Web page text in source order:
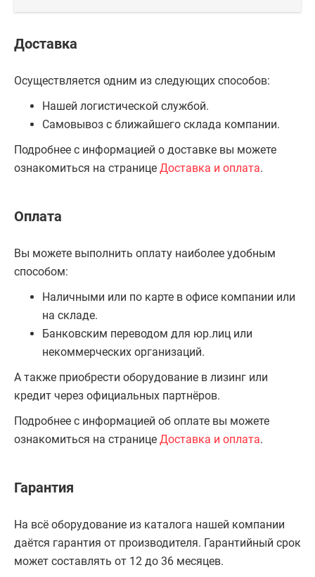
Доставка
Осуществляется одним из следующих способов:
Нашей логистической службой.
Самовывоз с ближайшего склада компании.
Подробнее с информацией о доставке вы можете
ознакомиться на странице Доставка и оплата.
Оплата
Вы можете выполнить оплату наиболее удобным
способом:
Наличными или по карте в офисе компании или
на складе.
Банковским переводом для юр.лиц или
некоммерческих организаций.
А также приобрести оборудование в лизинг или
кредит через официальных партнёров.
Подробнее с информацией об оплате вы можете
ознакомиться на странице Доставка и оплата.
Гарантия
На всё оборудование из каталога нашей компании
даётся гарантия от производителя. Гарантийный срок
может составлять от 12 до 36 месяцев.